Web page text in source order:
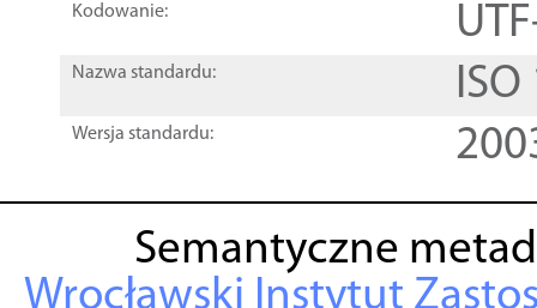
Kodowanie:
Nazwa standardu:
Wersja standardu:
Semantyczne
Wrocławski Instytut